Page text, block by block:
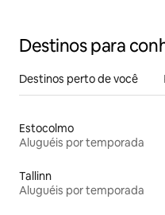
Destinos para
Destinos perto de você
Estocolmo
Aluguéis por temporada
Tallinn
Aluguéis por temporada